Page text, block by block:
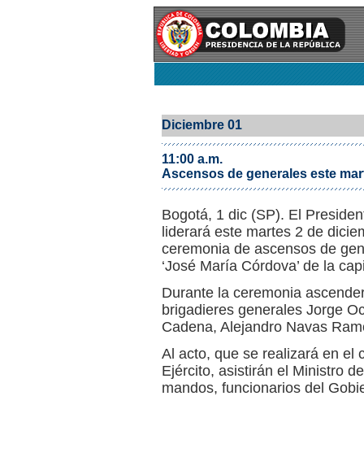
Diciembre 01
11:00 a.m.
Ascensos de generales este
Bogotá, 1 dic (SP). El
liderará este martes 2 de
ceremonia de ascensos de
‘José María Córdova’ de la
Durante la ceremonia
brigadieres generales Jorge
Cadena, Alejandro Navas
Al acto, que se realizará en el
Ejército, asistirán el Ministro
mandos, funcionarios del